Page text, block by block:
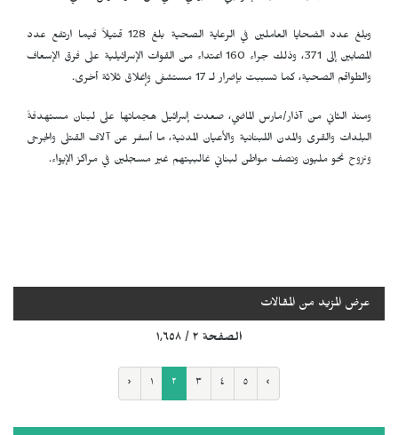
وبلغ عدد الضحايا العاملين في الرعاية الصحية بلغ 128 قتيلاً فيما ارتفع عدد
المصابين إلى 371، وذلك جراء 160 اعتداء من القوات الإسرائيلية على فرق الإسعاف
والطواقم الصحية، كما تسببت بإضرار لـ 17 مستشفى وإغلاق ثلاثة أخرى.
ومنذ الثاني من آذار/مارس الماضي، صعدت إسرائيل هجماتها على لبنان مستهدفةً
البلدات والقرى والمدن اللبنانية والأعيان المدنية، ما أسفر عن آلاف القتلى والجرحى
ونزوح نحو مليون ونصف مواطن لبناني غالبيتهم غير مسجلين في مراكز الإيواء.
عرض المزيد من المقالات
الصفحة ٢ / ١٬٦٥٨
‹ ١ ٢ ٣ ٤ ٥ ›